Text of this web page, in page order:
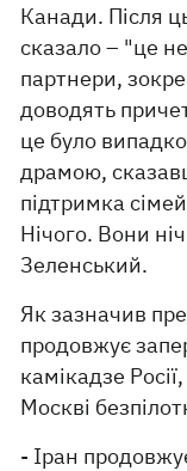
Канади. Після
сказало – "це
партнери,
доводять
це було
драмою,
підтримка
Нічого. Вони
Зеленський.
Як зазначив
продовжує
камікадзе
Москві
- Іран